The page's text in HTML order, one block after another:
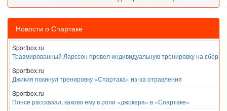
Новости о Спартаке
Sportbox.ru
Травмированный Ларссон провел индивидуальную тренировку на
Sportbox.ru
Джикия покинул тренировку «Спартака» из-за отравления
Sportbox.ru
Понсе рассказал, каково ему в роли «джокера» в «Спартаке»